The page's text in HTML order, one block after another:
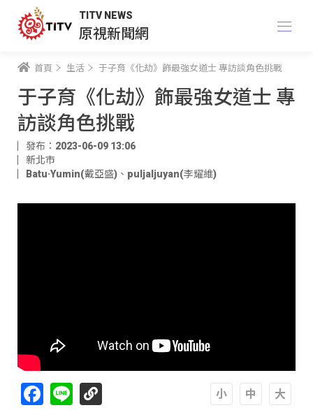
TITV NEWS
原視新聞網
首頁 生活 于子育《化劫》飾最強女道士 專訪談角色挑戰
于子育《化劫》飾最強女道士 專
訪談角色挑戰
發布：2023-06-09 13:06
新北市
Batu·Yumin(戴亞盛) 、 puljaljuyan(李耀維)
Facebook
Line